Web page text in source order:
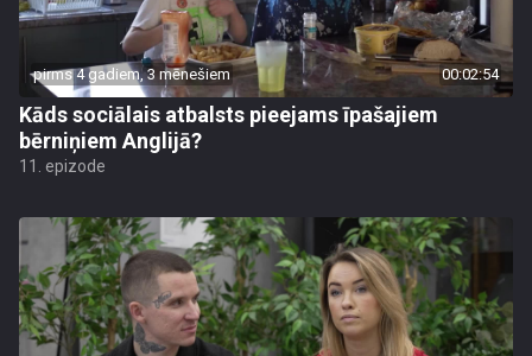
pirms 4 gadiem, 3 mēnešiem 00:02:54
Kāds sociālais atbalsts pieejams īpašajiem
bērniņiem Anglijā?
11. epizode